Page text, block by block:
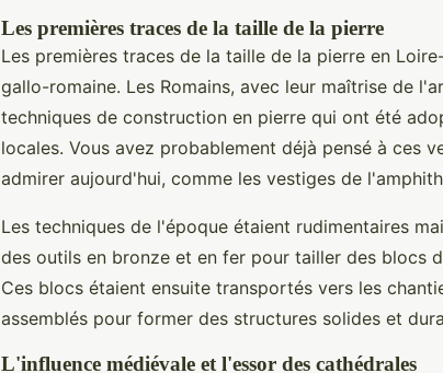
Les premières traces de la taille de la pierre
Les premières traces de la taille de la pierre en
gallo-romaine. Les Romains, avec leur maîtrise de
techniques de construction en pierre qui ont été
locales. Vous avez probablement déjà pensé à ces
admirer aujourd'hui, comme les vestiges de
Les techniques de l'époque étaient rudimentaires
des outils en bronze et en fer pour tailler des blocs
Ces blocs étaient ensuite transportés vers les
assemblés pour former des structures solides et
L'influence médiévale et l'essor des cathédrales